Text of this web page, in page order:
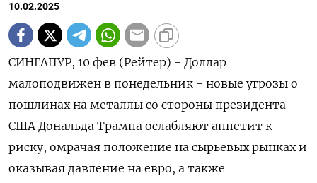
10.02.2025
СИНГАПУР, 10 фев (Рейтер) - Доллар
малоподвижен в понедельник - новые угрозы о
пошлинах на металлы со стороны президента
США Дональда Трампа ослабляют аппетит к
риску, омрачая положение на сырьевых рынках и
оказывая давление на евро, а также